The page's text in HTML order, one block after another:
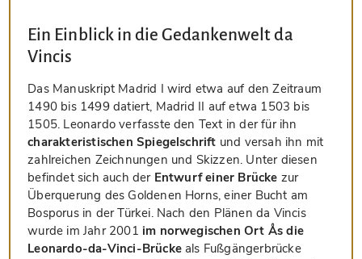
Ein Einblick in die Gedankenwelt da
Vincis
Das Manuskript Madrid I wird etwa auf den Zeitraum
1490 bis 1499 datiert, Madrid II auf etwa 1503 bis
1505. Leonardo verfasste den Text in der für ihn
charakteristischen Spiegelschrift und versah ihn mit
zahlreichen Zeichnungen und Skizzen. Unter diesen
befindet sich auch der Entwurf einer Brücke zur
Überquerung des Goldenen Horns, einer Bucht am
Bosporus in der Türkei. Nach den Plänen da Vincis
wurde im Jahr 2001 im norwegischen Ort Ås die
Leonardo-da-Vinci-Brückeals Fußgängerbrücke